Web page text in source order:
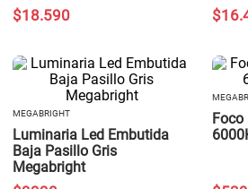
$18.590 $16.
MEGABRIGHT
Luminaria Led Embutida
Baja Pasillo Gris
Megabright
Foco